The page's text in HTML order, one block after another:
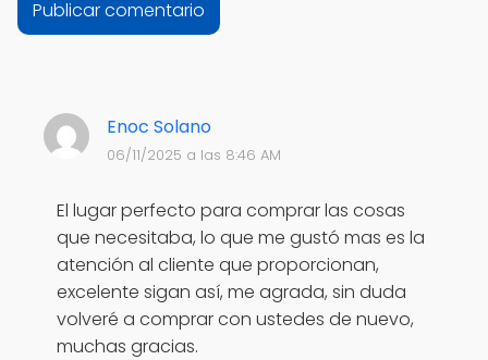
Enoc Solano
06/11/2025 a las 8:46 AM
El lugar perfecto para comprar las cosas
que necesitaba, lo que me gustó mas es la
atención al cliente que proporcionan,
excelente sigan así, me agrada, sin duda
volveré a comprar con ustedes de nuevo,
muchas gracias.